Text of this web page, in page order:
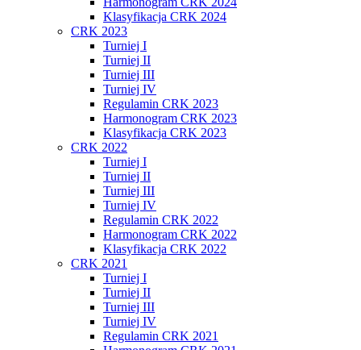
Klasyfikacja CRK 2024
CRK 2023
Turniej I
Turniej II
Turniej III
Turniej IV
Regulamin CRK 2023
Harmonogram CRK 2023
Klasyfikacja CRK 2023
CRK 2022
Turniej I
Turniej II
Turniej III
Turniej IV
Regulamin CRK 2022
Harmonogram CRK 2022
Klasyfikacja CRK 2022
CRK 2021
Turniej I
Turniej II
Turniej III
Turniej IV
Regulamin CRK 2021